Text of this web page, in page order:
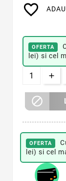
favorite_border
OFERTA
lei) si cel

OFERTA
lei) si cel